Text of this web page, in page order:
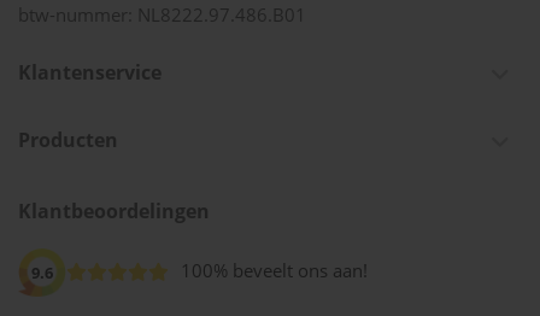
btw-nummer: NL8222.97.486.B01
Klantenservice
Producten
Klantbeoordelingen
9.6 100% beveelt ons aan!